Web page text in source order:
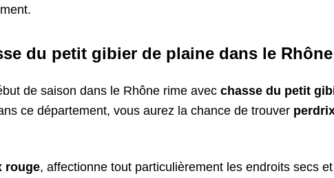
du petit gibier de plaine dans le Rhône
de saison dans le Rhône rime avec chasse du petit
ce département, vous aurez la chance de trouver
rouge, affectionne tout particulièrement les endroits secs